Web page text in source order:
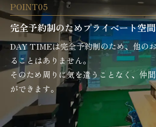
POINT05
完全予約制のためプライベート空
DAY TIMEは完全予約制のため、他の
ることはありません。
そのため周りに気を遣うことなく、仲
ができます。